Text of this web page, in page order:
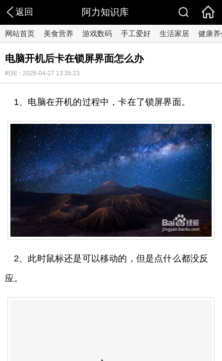
返回 阿力知识库
网站首页 美食营养 游戏数码 手工爱好 生活家居 健康养
电脑开机后卡在锁屏界面怎么办
时间：2026-04-27 13:35:23
1、电脑在开机的过程中，卡在了锁屏界面。
2、此时鼠标还是可以移动的，但是点什么都没反
应。